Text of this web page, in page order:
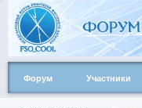
Форум Участники